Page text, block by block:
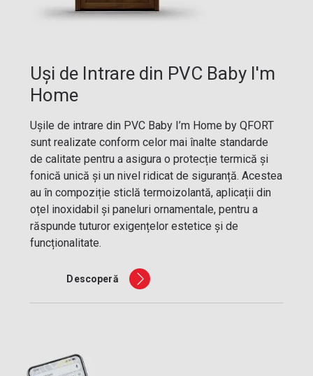
Uși de Intrare din PVC Baby I'm
Home
Ușile de intrare din PVC Baby I’m Home by QFORT
sunt realizate conform celor mai înalte standarde
de calitate pentru a asigura o protecție termică și
fonică unică și un nivel ridicat de siguranță. Acestea
au în compoziție sticlă termoizolantă, aplicații din
oțel inoxidabil și paneluri ornamentale, pentru a
răspunde tuturor exigențelor estetice și de
funcționalitate.
Descoperă